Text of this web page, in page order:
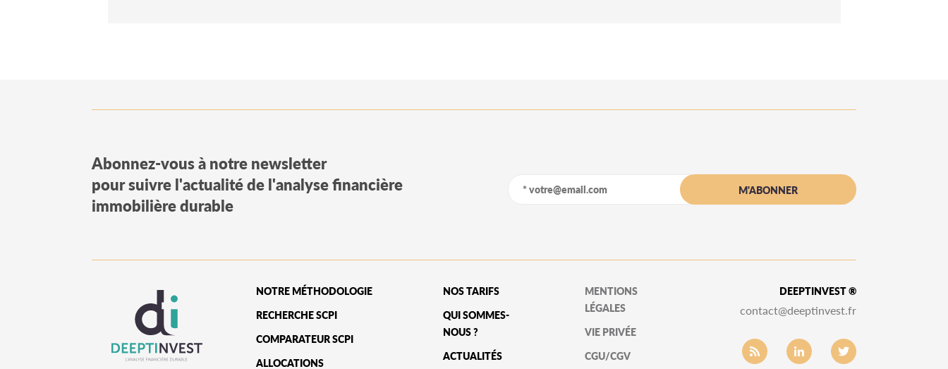
Abonnez-vous à notre newsletter
pour suivre l'actualité de l'analyse financière
immobilière durable
NOTRE MÉTHODOLOGIE
RECHERCHE SCPI
COMPARATEUR SCPI
ALLOCATIONS
NOS TARIFS
QUI SOMMES-
NOUS ?
ACTUALITÉS
MENTIONS
LÉGALES
VIE PRIVÉE
CGU/CGV
DEEPTINVEST ®
contact@deeptinvest.fr